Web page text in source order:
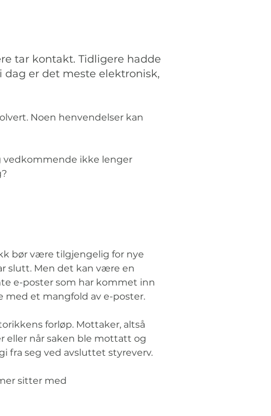
tar kontakt. Tidligere hadde
er det meste elektronisk,
Noen henvendelser kan
vedkommende ikke lenger
bør være tilgjengelig for nye
slutt. Men det kan være en
e-poster som har kommet inn
med et mangfold av e-poster.
forløp. Mottaker, altså
eller når saken ble mottatt og
fra seg ved avsluttet styreverv.
sitter med